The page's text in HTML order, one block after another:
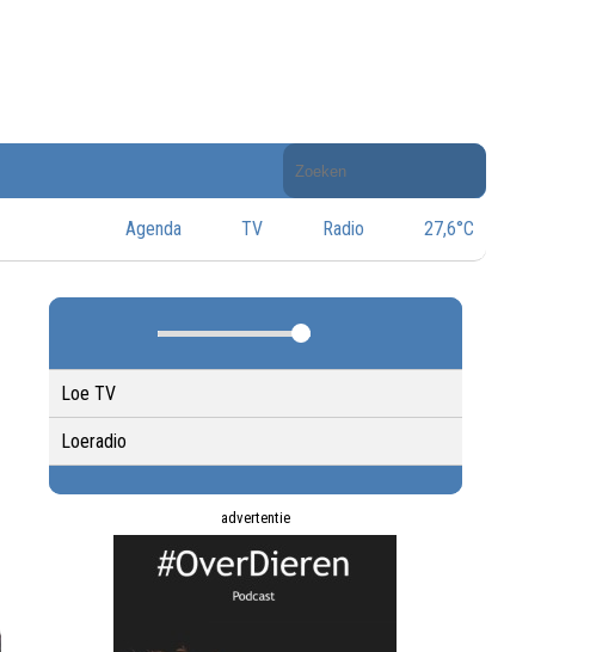
Doorzoek
de
website
Agenda TV Radio 27,6°C
Loe TV
Loeradio
advertentie